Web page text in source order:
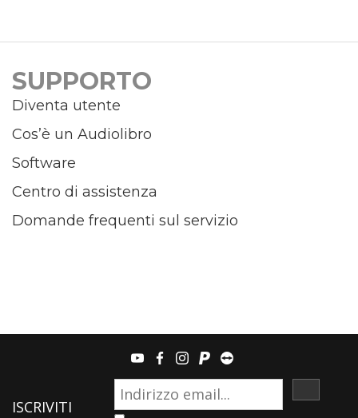
SUPPORTO
Diventa utente
Cos’è un Audiolibro
Software
Centro di assistenza
Domande frequenti sul servizio
youtubefacebook
instagram
paypalteamviewer
ISCRIVITI